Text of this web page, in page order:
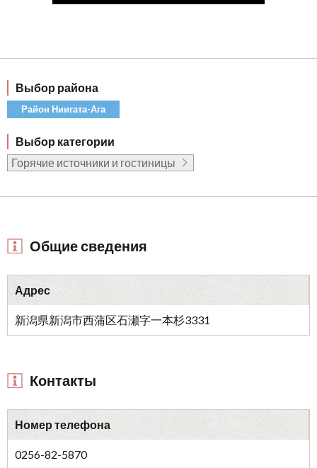
Выбор района
Район Ниигата-Ага
Выбор категории
Горячие источники и гостиницы
Общие сведения
Адрес
新潟県新潟市西蒲区石瀬字一本杉3331
Контакты
Номер телефона
0256-82-5870